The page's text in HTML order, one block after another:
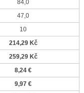
84,0
47,0
10
214,29 Kč
259,29 Kč
8,24 €
9,97 €